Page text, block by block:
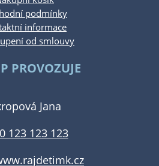
podmínky
informace
od smlouvy
PROVOZUJE
Jana
123 123 123